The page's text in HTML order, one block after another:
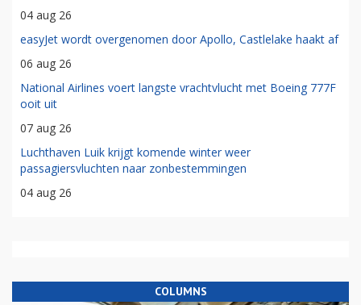
04 aug 26
easyJet wordt overgenomen door Apollo, Castlelake haakt af
06 aug 26
National Airlines voert langste vrachtvlucht met Boeing 777F
ooit uit
07 aug 26
Luchthaven Luik krijgt komende winter weer
passagiersvluchten naar zonbestemmingen
04 aug 26
COLUMNS